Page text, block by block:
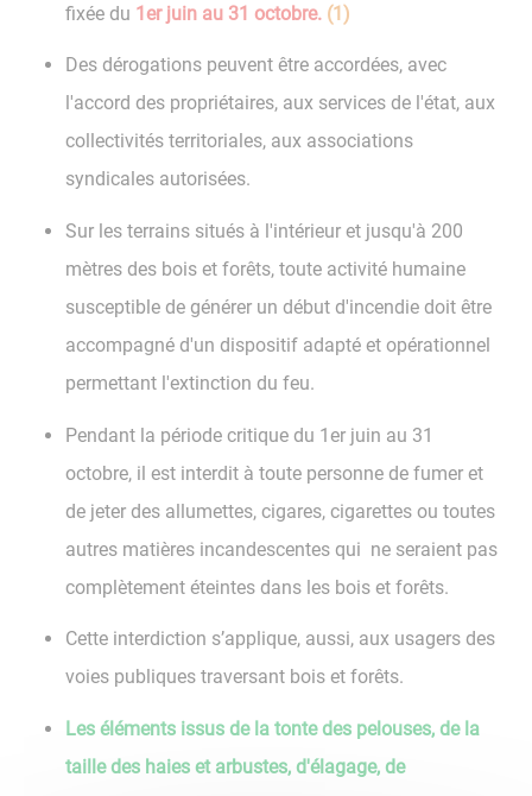
fixée du 1er juin au 31 octobre. (1)
Des dérogations peuvent être accordées, avec
l'accord des propriétaires, aux services de l'état, aux
collectivités territoriales, aux associations
syndicales autorisées.
Sur les terrains situés à l'intérieur et jusqu'à 200
mètres des bois et forêts, toute activité humaine
susceptible de générer un début d'incendie doit être
accompagné d'un dispositif adapté et opérationnel
permettant l'extinction du feu.
Pendant la période critique du 1er juin au 31
octobre, il est interdit à toute personne de fumer et
de jeter des allumettes, cigares, cigarettes ou toutes
autres matières incandescentes qui ne seraient pas
complètement éteintes dans les bois et forêts.
Cette interdiction s’applique, aussi, aux usagers des
voies publiques traversant bois et forêts.
Les éléments issus de la tonte des pelouses, de la
taille des haies et arbustes, d'élagage, de